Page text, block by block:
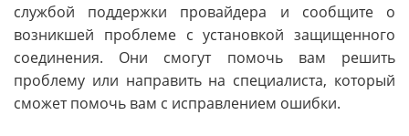
службой поддержки провайдера и сообщите о
возникшей проблеме с установкой защищенного
соединения. Они смогут помочь вам решить
проблему или направить на специалиста, который
сможет помочь вам с исправлением ошибки.